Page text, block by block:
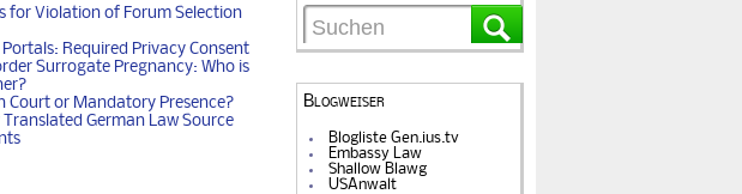
for Violation of Forum Selection
Required Privacy Consent
Surrogate Pregnancy: Who is
Court or Mandatory Presence?
Translated German Law Source
Blogweiser
Blogliste Gen.ius.tv
Embassy Law
Shallow Blawg
USAnwalt